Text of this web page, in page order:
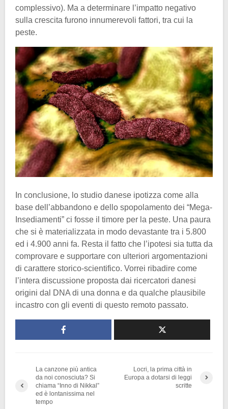
complessivo). Ma a determinare l’impatto negativo
sulla crescita furono innumerevoli fattori, tra cui la
peste.
In conclusione, lo studio danese ipotizza come alla
base dell’abbandono e dello spopolamento dei “Mega-
Insediamenti” ci fosse il timore per la peste. Una paura
che si è materializzata in modo devastante tra i 5.800
ed i 4.900 anni fa. Resta il fatto che l’ipotesi sia tutta da
comprovare e supportare con ulteriori argomentazioni
di carattere storico-scientifico. Vorrei ribadire come
l’intera discussione proposta dai ricercatori danesi
origini dal DNA di una donna e da qualche plausibile
incastro con gli eventi di questo remoto passato.
La canzone più antica
da noi conosciuta? Si
chiama “Inno di Nikkal”
ed è lontanissima nel
tempo
Locri, la prima città in
Europa a dotarsi di leggi
scritte